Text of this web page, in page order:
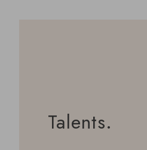
Talents.